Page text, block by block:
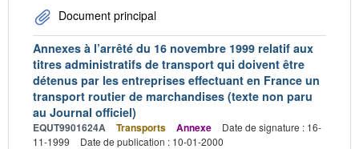
Document principal
Annexes à l’arrêté du 16 novembre 1999 relatif aux
titres administratifs de transport qui doivent être
détenus par les entreprises effectuant en France un
transport routier de marchandises (texte non paru
au Journal officiel)
EQUT9901624A Transports Annexe
Date de signature : 16-
11-1999
Date de publication : 10-01-2000